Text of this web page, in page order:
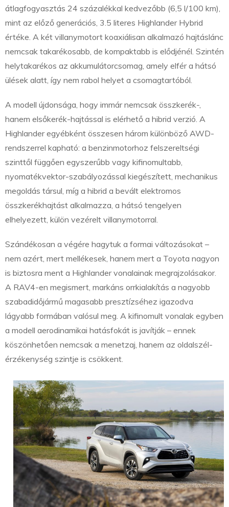
átlagfogyasztás 24 százalékkal kedvezőbb (6,5 l/100 km),
mint az előző generációs, 3.5 literes Highlander Hybrid
értéke. A két villanymotort koaxiálisan alkalmazó hajtáslánc
nemcsak takarékosabb, de kompaktabb is elődjénél. Szintén
helytakarékos az akkumulátorcsomag, amely elfér a hátsó
ülések alatt, így nem rabol helyet a csomagtartóból.
A modell újdonsága, hogy immár nemcsak összkerék-,
hanem elsőkerék-hajtással is elérhető a hibrid verzió. A
Highlander egyébként összesen három különböző AWD-
rendszerrel kapható: a benzinmotorhoz felszereltségi
szinttől függően egyszerűbb vagy kifinomultabb,
nyomatékvektor-szabályozással kiegészített, mechanikus
megoldás társul, míg a hibrid a bevált elektromos
összkerékhajtást alkalmazza, a hátsó tengelyen
elhelyezett, külön vezérelt villanymotorral.
Szándékosan a végére hagytuk a formai változásokat –
nem azért, mert mellékesek, hanem mert a Toyota nagyon
is biztosra ment a Highlander vonalainak megrajzolásakor.
A RAV4-en megismert, markáns orrkialakítás a nagyobb
szabadidőjármű magasabb presztízséhez igazodva
lágyabb formában valósul meg. A kifinomult vonalak egyben
a modell aerodinamikai hatásfokát is javítják – ennek
köszönhetően nemcsak a menetzaj, hanem az oldalszél-
érzékenység szintje is csökkent.